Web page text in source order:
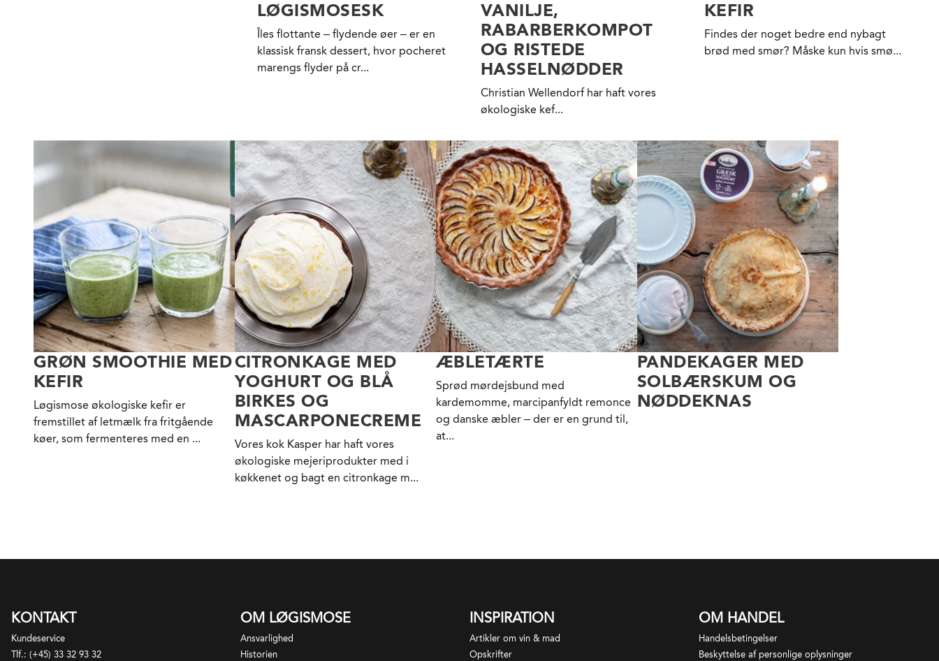
LØGISMOSESK
Îles flottante – flydende øer – er en
klassisk fransk dessert, hvor pocheret
marengs flyder på cr...
VANILJE,
RABARBERKOMPOT
OG RISTEDE
HASSELNØDDER
Christian Wellendorf har haft vores
økologiske kef...
KEFIR
Findes der noget bedre end nybagt
brød med smør? Måske kun hvis smø...
GRØN SMOOTHIE MED
KEFIR
Løgismose økologiske kefir er
fremstillet af letmælk fra fritgående
køer, som fermenteres med en ...
CITRONKAGE MED
YOGHURT OG BLÅ
BIRKES OG
MASCARPONECREME
Vores kok Kasper har haft vores
økologiske mejeriprodukter med i
køkkenet og bagt en citronkage m...
ÆBLETÆRTE
Sprød mørdejsbund med
kardemomme, marcipanfyldt remonce
og danske æbler – der er en grund til,
at...
PANDEKAGER MED
SOLBÆRSKUM OG
NØDDEKNAS
KONTAKT
Kundeservice
Tlf.: (+45) 33 32 93 32
OM LØGISMOSE
Ansvarlighed
Historien
INSPIRATION
Artikler om vin & mad
Opskrifter
OM HANDEL
Handelsbetingelser
Beskyttelse af personlige oplysninger